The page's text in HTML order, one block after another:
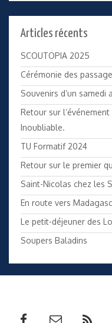
Articles récents
SCOUTOPIA 2025
Cérémonie des
Souvenirs d’un samedi
Retour sur
Inoubliable.
TU Formatif 2024
Retour sur le premier
Saint-Nicolas chez les
En route vers
Le petit-déjeuner des
Soupers Baladins